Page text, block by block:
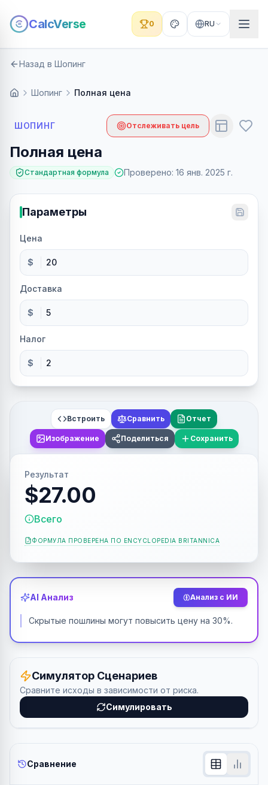
CalcVerse 0 RU
Назад в Шопинг
Шопинг Полная цена
ШОПИНГ Отслеживать цель
Полная цена
Стандартная формула Проверено: 16 янв. 2025 г.
Параметры
Цена
$
Доставка
$
Налог
$
Встроить Сравнить Отчет
Изображение Поделиться Сохранить
Результат
$27.00
Всего
ФОРМУЛА ПРОВЕРЕНА ПО ENCYCLOPEDIA BRITANNICA
AI Анализ Анализ с ИИ
Скрытые пошлины могут повысить цену на 30%.
Симулятор Сценариев
Сравните исходы в зависимости от риска.
Симулировать
Сравнение